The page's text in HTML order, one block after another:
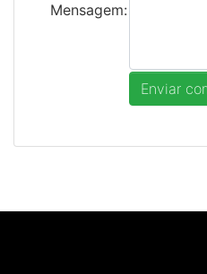
Mensagem: